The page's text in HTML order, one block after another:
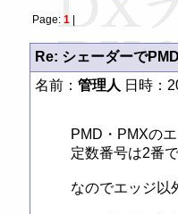
Page: 1|
Re: シェーダーで
名前： 管理人 日時：
PMD・PMXの
定数番号は2番
なのでエッジ以